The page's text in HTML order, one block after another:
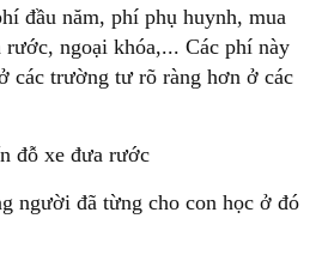
đầu năm, phí phụ huynh, mua
ngoại khóa,... Các phí này
các trường tư rõ ràng hơn ở các
đỗ xe đưa rước
người đã từng cho con học ở đó